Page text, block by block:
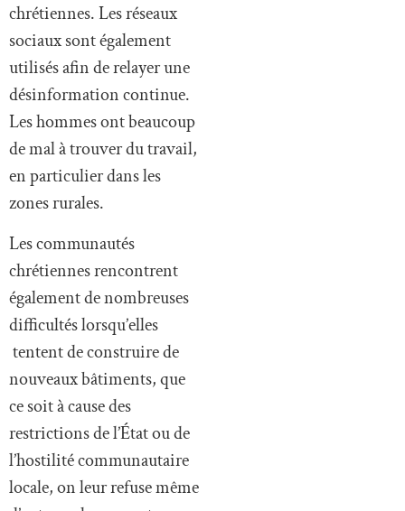
chrétiennes. Les réseaux
sociaux sont également
utilisés afin de relayer une
désinformation continue.
Les hommes ont beaucoup
de mal à trouver du travail,
en particulier dans les
zones rurales.
Les communautés
chrétiennes rencontrent
également de nombreuses
difficultés lorsqu’elles
tentent de construire de
nouveaux bâtiments, que
ce soit à cause des
restrictions de l’État ou de
l’hostilité communautaire
locale, on leur refuse même